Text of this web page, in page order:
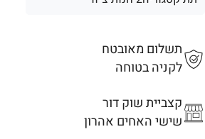
תשלום מאובטח
לקניה בטוחה
קצביית שוק דור
שישי האחים אהרון